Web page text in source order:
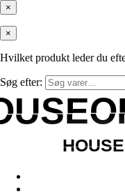
×
×
Hvilket produkt leder du
Søg efter: